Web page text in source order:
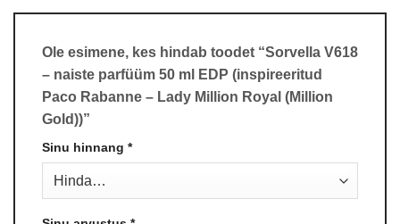
Ole esimene, kes hindab toodet “Sorvella V618
– naiste parfüüm 50 ml EDP (inspireeritud
Paco Rabanne – Lady Million Royal (Million
Gold))”
Sinu hinnang *